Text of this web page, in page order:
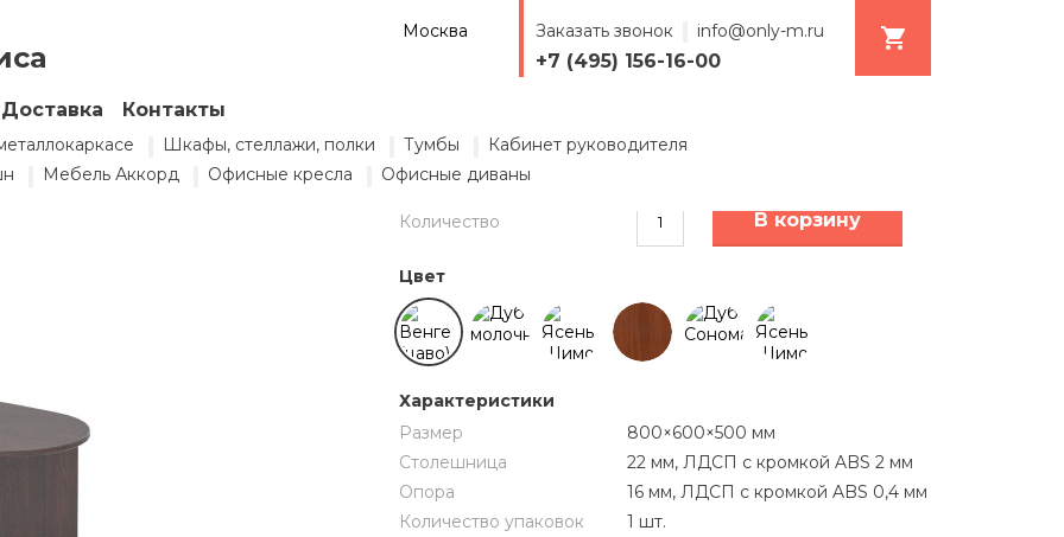
Москва Заказать звонок info@only-m.ru
+7 (495) 156-16-00
Доставка Контакты
Шкафы, стеллажи, полки Тумбы
Кабинет руководителя
Мебель Аккорд Офисные кресла Офисные диваны
800×600×500 мм
Цена 8340
Количество В корзину
Цвет
Характеристики
Размер
800×600×500 мм
Столешница
22 мм, ЛДСП с кромкой ABS 2 мм
Опора
16 мм, ЛДСП с кромкой ABS 0,4 мм
Количество упаковок
1 шт.